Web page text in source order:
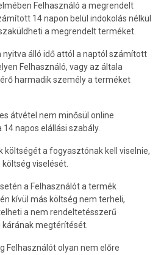
Felhasználó a megrendelt
14 napon belül indokolás nélkül
a megrendelt terméket.
nyitva álló idő attól a naptól számított
Felhasználó, vagy az általa
harmadik személy a terméket
átvétel nem minősül online
napos elállási szabály.
költségét a fogyasztónak kell viselnie,
viselését.
a Felhasználót a termék
kívül más költség nem terheli,
a nem rendeltetésszerű
megtérítését.
Felhasználót olyan nem előre